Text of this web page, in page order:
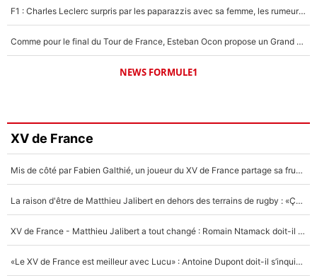
F1 : Charles Leclerc surpris par les paparazzis avec sa femme, les rumeurs étaient vraies !
Comme pour le final du Tour de France, Esteban Ocon propose un Grand Prix de Formule 1 à Paris : «Autour de l’Arc de Triomphe, ce serait génial» !
NEWS FORMULE1
XV de France
Mis de côté par Fabien Galthié, un joueur du XV de France partage sa frustration : «ils ne me l’ont pas dit tout de suite»
La raison d'être de Matthieu Jalibert en dehors des terrains de rugby : «Ça m'atteint autant que si tu touches à un membre de ma famille»
XV de France - Matthieu Jalibert a tout changé : Romain Ntamack doit-il s’inquiéter pour sa place à un an de la Coupe du monde ?
«Le XV de France est meilleur avec Lucu» : Antoine Dupont doit-il s’inquiéter pour sa place ?